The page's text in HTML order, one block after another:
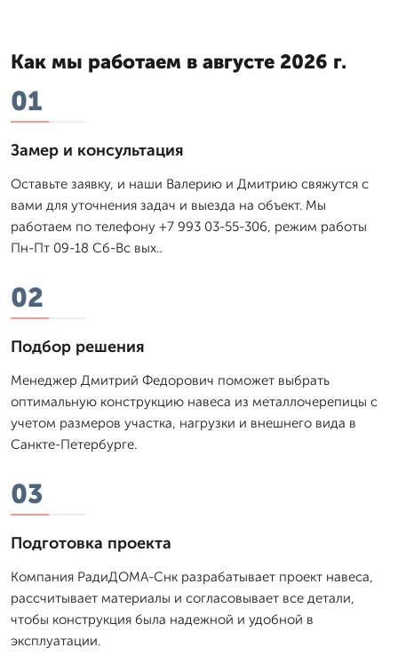
Как мы работаем в августе 2026 г.
01
Замер и консультация
Оставьте заявку, и наши Валерию и Дмитрию свяжутся с
вами для уточнения задач и выезда на объект. Мы
работаем по телефону +7 993 03-55-306, режим работы
Пн-Пт 09-18 Сб-Вс вых..
02
Подбор решения
Менеджер Дмитpий Федорович поможет выбрать
оптимальную конструкцию навеса из металлочерепицы с
учетом размеров участка, нагрузки и внешнего вида в
Санкте-Петербурге.
03
Подготовка проекта
Компания РадиДОМА-Снк разрабатывает проект навеса,
рассчитывает материалы и согласовывает все детали,
чтобы конструкция была надежной и удобной в
эксплуатации.